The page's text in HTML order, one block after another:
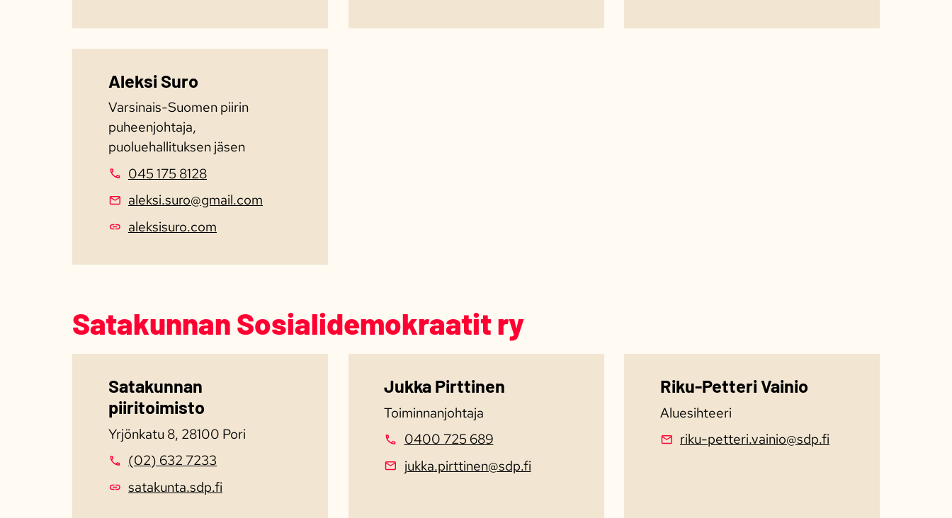
Aleksi Suro
Varsinais-Suomen piirin
puheenjohtaja,
puoluehallituksen jäsen
045 175 8128
aleksi.suro@gmail.com
aleksisuro.com
Satakunnan Sosialidemokraatit ry
Satakunnan
piiritoimisto
Yrjönkatu 8, 28100 Pori
(02) 632 7233
satakunta.sdp.fi
Jukka Pirttinen
Toiminnanjohtaja
0400 725 689
jukka.pirttinen@sdp.fi
Riku-Petteri Vainio
Aluesihteeri
riku-petteri.vainio@sdp.fi